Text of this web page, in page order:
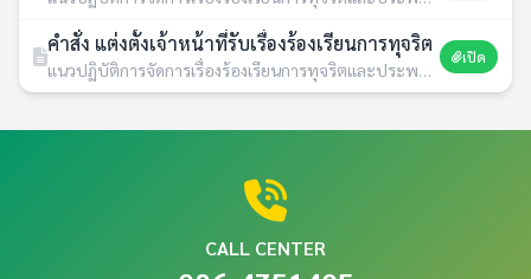
คำสั่ง แต่งตั้งเจ้าหน้าที่รับเรื่องร้องเรียนการทุจริต
แนวปฏิบัติการจัดการเรื่องร้องเรียนการทุจริตและประพฤติมิชอบ · 05 ต.ค. 2564 · 238 ดาวน์โหลด
เปิด
CALL CENTER